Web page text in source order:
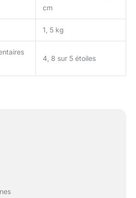
cm
1, 5 kg
4, 8 sur 5 étoiles